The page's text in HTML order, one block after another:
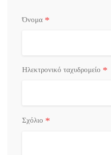
Όνομα *
Ηλεκτρονικό ταχυδρομείο *
Σχόλιο *